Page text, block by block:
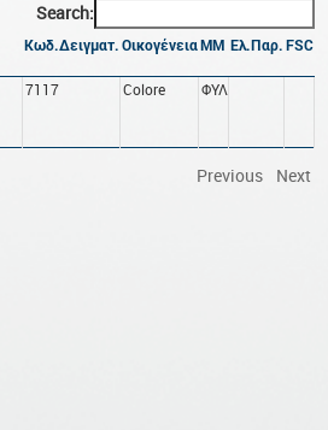
Search:
Κωδ.Δειγματ.ΟικογένειαΜΜ Ελ.Παρ.FSC
7117 Colore ΦΥΛ
Previous Next